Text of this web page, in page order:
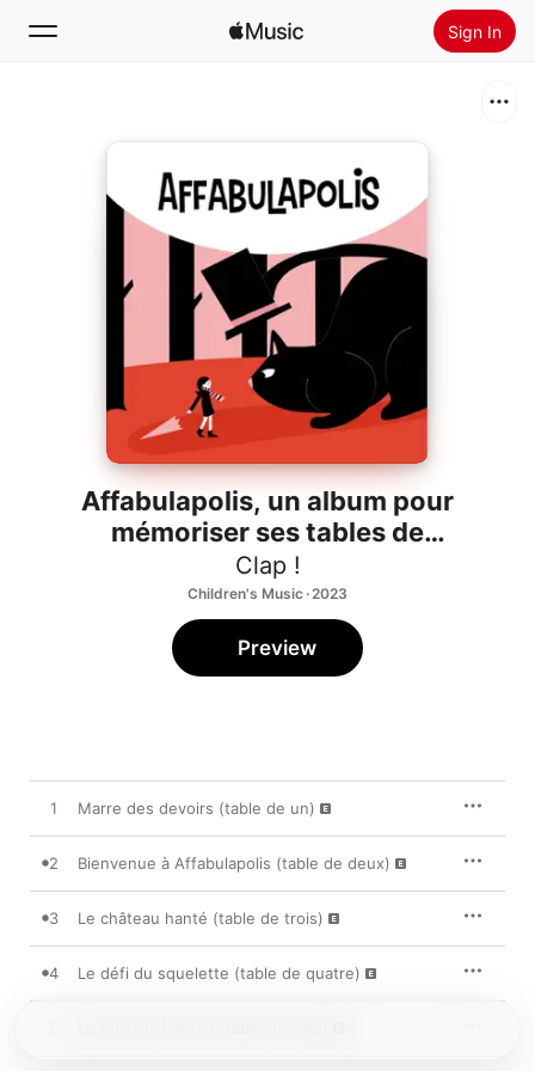
Sign In
Install Apple Music
Affabulapolis, un album pour
mémoriser ses tables de
multiplication
Clap !
Children's Music · 2023
Preview
1 Marre des devoirs (table de un)
2 Bienvenue à Affabulapolis (table de deux)
3 Le château hanté (table de trois)
4 Le défi du squelette (table de quatre)